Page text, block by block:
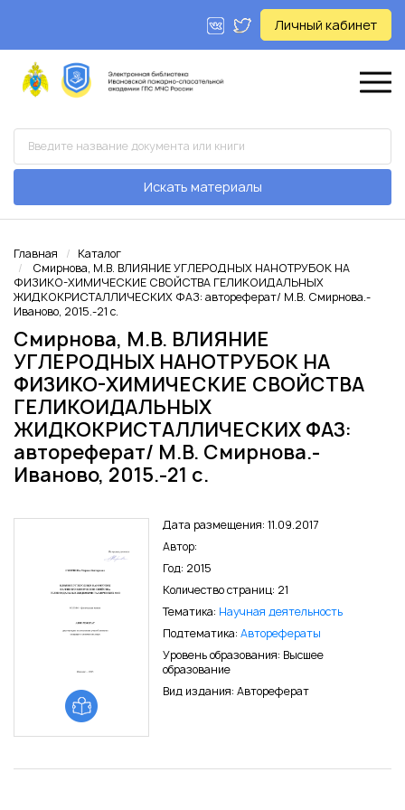
Личный кабинет
Искать материалы
Главная
Каталог
Смирнова, М.В. ВЛИЯНИЕ УГЛЕРОДНЫХ НАНОТРУБОК НА
ФИЗИКО-ХИМИЧЕСКИЕ СВОЙСТВА ГЕЛИКОИДАЛЬНЫХ
ЖИДКОКРИСТАЛЛИЧЕСКИХ ФАЗ: автореферат/ М.В. Смирнова.-
Иваново, 2015.-21 с.
Смирнова, М.В. ВЛИЯНИЕ
УГЛЕРОДНЫХ НАНОТРУБОК НА
ФИЗИКО-ХИМИЧЕСКИЕ СВОЙСТВА
ГЕЛИКОИДАЛЬНЫХ
ЖИДКОКРИСТАЛЛИЧЕСКИХ ФАЗ:
автореферат/ М.В. Смирнова.-
Иваново, 2015.-21 с.
Дата размещения: 11.09.2017
Автор:
Год: 2015
Количество страниц: 21
Тематика: Научная деятельность
Подтематика: Авторефераты
Уровень образования: Высшее
образование
Вид издания: Автореферат